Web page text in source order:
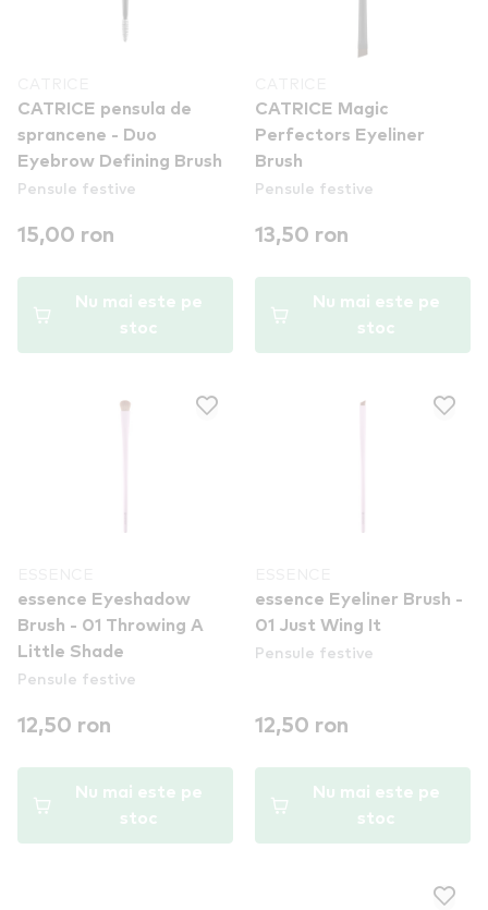
CATRICE pensula de
sprancene - Duo
Eyebrow Defining Brush
Pensule festive
15,00 ron
Nu mai este pe
stoc
CATRICE Magic
Perfectors Eyeliner
Brush
Pensule festive
13,50 ron
Nu mai este pe
stoc
essence Eyeshadow
Brush - 01 Throwing A
Little Shade
Pensule festive
12,50 ron
Nu mai este pe
stoc
essence Eyeliner Brush -
01 Just Wing It
Pensule festive
12,50 ron
Nu mai este pe
stoc